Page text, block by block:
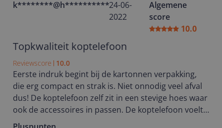
k********@h**********24-06-
2022
Algemene
score
10.0
Topkwaliteit koptelefoon
Reviewscore 10.0
Eerste indruk begint bij de kartonnen verpakking,
die erg compact en strak is. Niet onnodig veel afval
dus! De koptelefoon zelf zit in een stevige hoes waar
ook de accessoires in passen. De koptelefoon voelt
erg stevig en het design is top! De materialen zijn